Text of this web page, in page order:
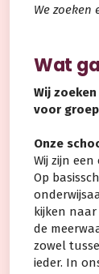
We
Wat
Wij zoeken
voor
Onze
Wij zijn
Op
kijken
de
zowel
ieder. In